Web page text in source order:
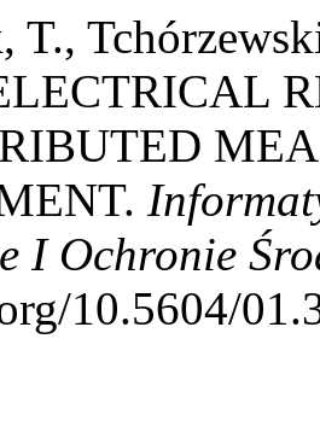
T.,
I Ochronie
10.5604/